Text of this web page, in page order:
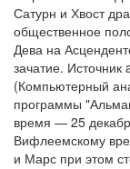
Сатурн и Хвост
общественное
Дева на
зачатие. Источник
(Компьютерный
программы
время — 25
Вифлеемскому
и Марс при этом